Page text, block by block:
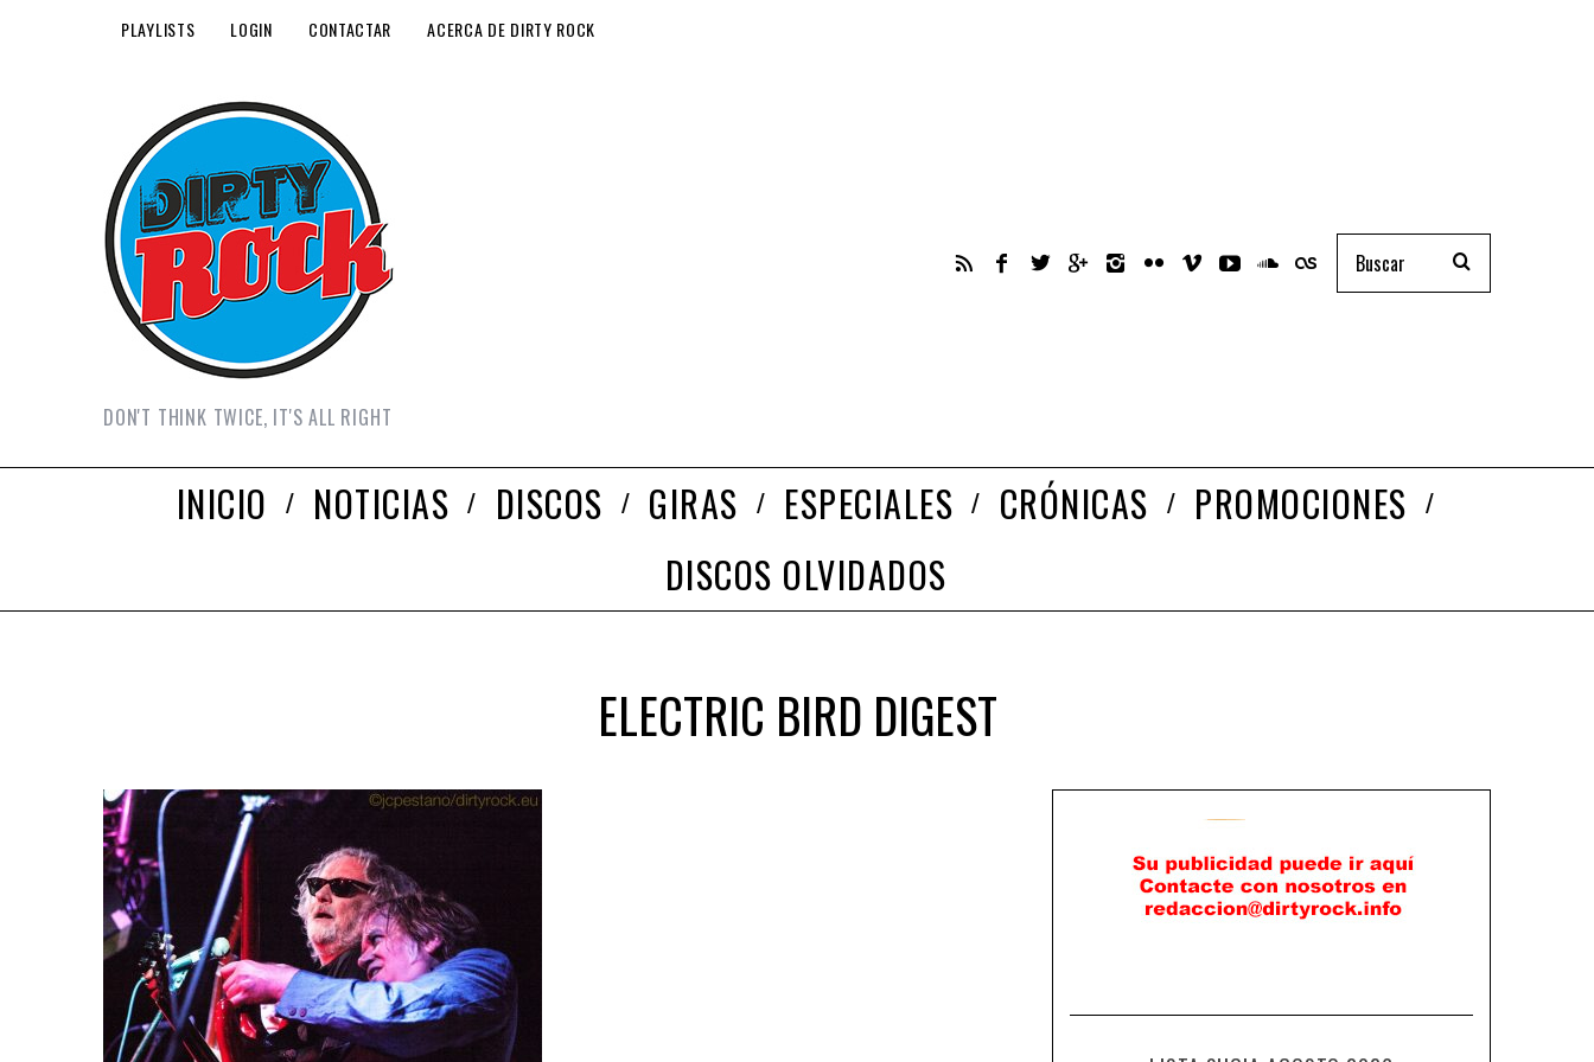
PLAYLISTS LOGIN CONTACTAR ACERCA DE DIRTY ROCK
DON'T THINK TWICE, IT'S ALL RIGHT
INICIO NOTICIAS DISCOS GIRAS ESPECIALES CRÓNICAS
PROMOCIONES
DISCOS OLVIDADOS
ELECTRIC BIRD DIGEST